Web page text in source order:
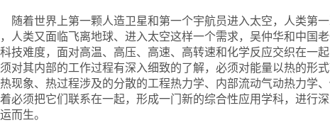
随着世界上第一颗人造卫星和第一个宇航员进入太空，人类第
人类又面临飞离地球、进入太空这样一个需求，吴仲华和中国
技难度，面对高温、高压、高速、高转速和化学反应交织在一
对其内部的工作过程有深入细致的了解，必须对能量以热的形
现象、热过程涉及的分散的工程热力学、内部流动气动热力学
必须把它们联系在一起，形成一门新的综合性应用学科，进行
而生。